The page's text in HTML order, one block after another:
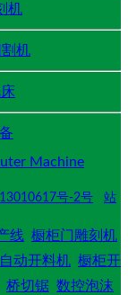
机
机
Machine
号-2号
站
线 橱柜门雕刻机
动开料机 橱柜开
桥切锯 数控泡沫